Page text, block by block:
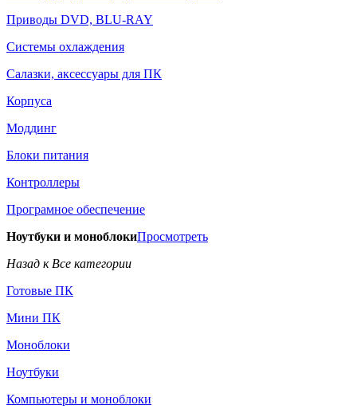
Приводы DVD, BLU-RAY
Системы охлаждения
Салазки, аксессуары для ПК
Корпуса
Моддинг
Блоки питания
Контроллеры
Програмное обеспечение
Ноутбуки и моноблокиПросмотреть
Назад к Все категории
Готовые ПК
Мини ПК
Моноблоки
Ноутбуки
Компьютеры и моноблоки